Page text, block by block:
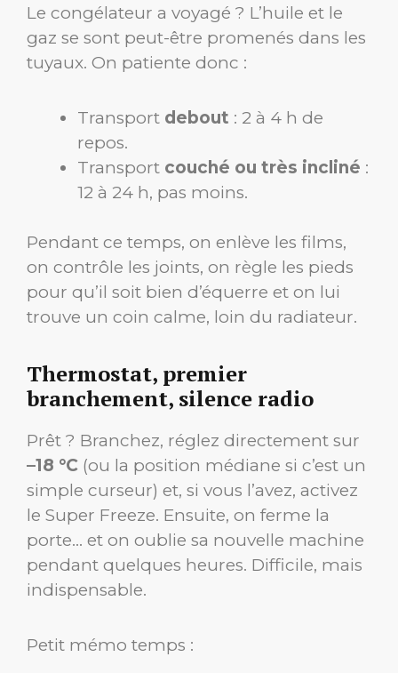
Le congélateur a voyagé ? L’huile et le
gaz se sont peut-être promenés dans les
tuyaux. On patiente donc :
Transport debout : 2 à 4 h de
repos.
Transport couché ou très incliné :
12 à 24 h, pas moins.
Pendant ce temps, on enlève les films,
on contrôle les joints, on règle les pieds
pour qu’il soit bien d’équerre et on lui
trouve un coin calme, loin du radiateur.
Thermostat, premier
branchement, silence radio
Prêt ? Branchez, réglez directement sur
–18 °C (ou la position médiane si c’est un
simple curseur) et, si vous l’avez, activez
le Super Freeze. Ensuite, on ferme la
porte… et on oublie sa nouvelle machine
pendant quelques heures. Difficile, mais
indispensable.
Petit mémo temps :